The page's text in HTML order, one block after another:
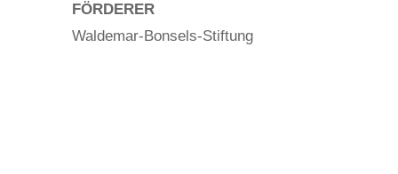
FÖRDERER
Waldemar-Bonsels-Stiftung